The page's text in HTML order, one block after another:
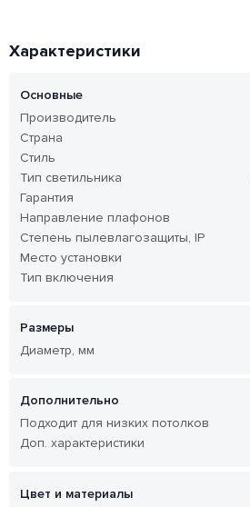
Характеристики
Основные
Производитель
Страна
Стиль
Тип светильника
Гарантия
Направление плафонов
Степень пылевлагозащиты, IP
Место установки
Тип включения
Размеры
Диаметр, мм
Дополнительно
Подходит для низких потолков
Доп. характеристики
Цвет и материалы